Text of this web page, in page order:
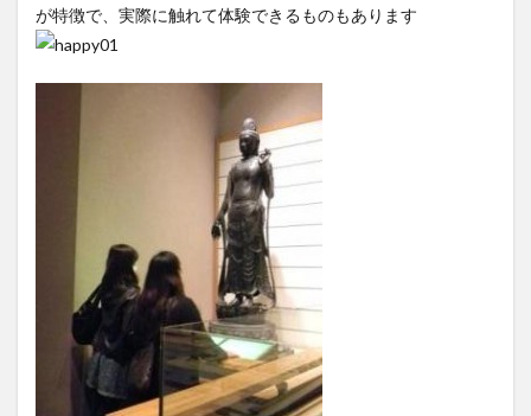
が特徴で、実際に触れて体験できるものもあります